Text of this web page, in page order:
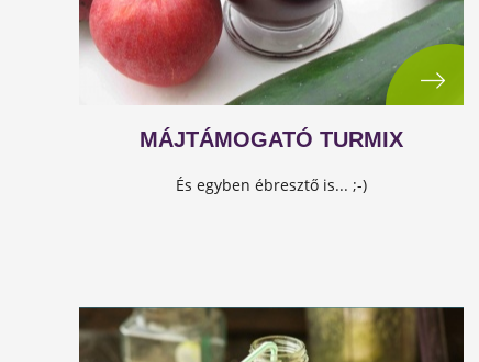
MÁJTÁMOGATÓ TURMIX
És egyben ébresztő is... ;-)